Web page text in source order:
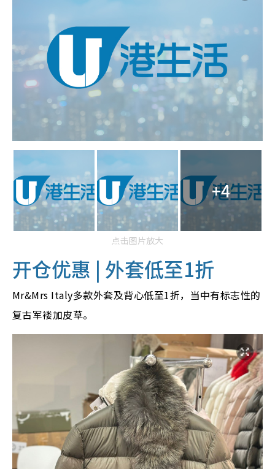
+4
点击图片放大
开仓优惠 | 外套低至1折
Mr&Mrs Italy多款外套及背心低至1折，当中有标志性的
复古军褛加皮草。